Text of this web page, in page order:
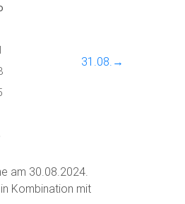
31.08.→
am 30.08.2024.
Kombination mit